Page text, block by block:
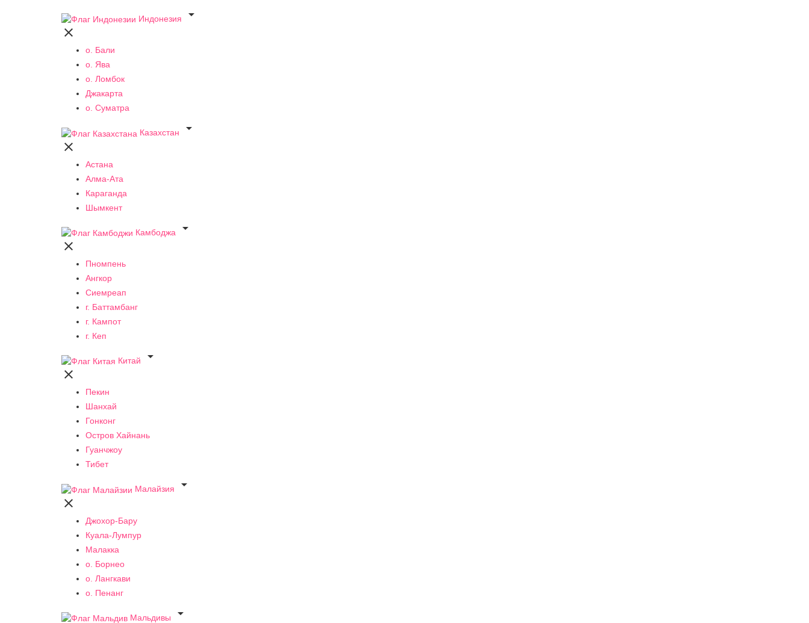
Индонезия


о. Бали
о. Ява
о. Ломбок
Джакарта
о. Суматра
Казахстан


Астана
Алма-Ата
Караганда
Шымкент
Камбоджа


Пномпень
Ангкор
Сиемреап
г. Баттамбанг
г. Кампот
г. Кеп
Китай


Пекин
Шанхай
Гонконг
Остров Хайнань
Гуанчжоу
Тибет
Малайзия


Джохор-Бару
Куала-Лумпур
Малакка
о. Борнео
о. Лангкави
о. Пенанг
Мальдивы
